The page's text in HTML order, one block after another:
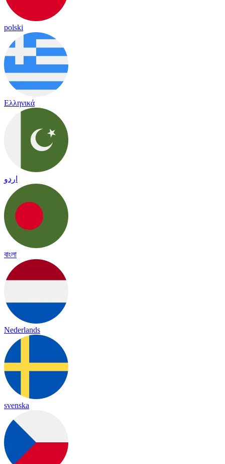
polski
Ελληνικά
اردو
বাংলা
Nederlands
svenska